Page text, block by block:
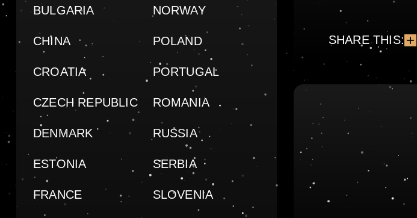
BULGARIA
CHINA
CROATIA
CZECH REPUBLIC
DENMARK
ESTONIA
FRANCE
NORWAY
POLAND
PORTUGAL
ROMANIA
RUSSIA
SERBIA
SLOVENIA
SHARE THIS: